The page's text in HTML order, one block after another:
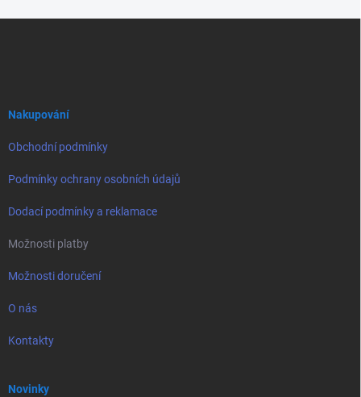
Nakupování
Obchodní podmínky
Podmínky ochrany osobních údajů
Dodací podmínky a reklamace
Možnosti platby
Možnosti doručení
O nás
Kontakty
Novinky